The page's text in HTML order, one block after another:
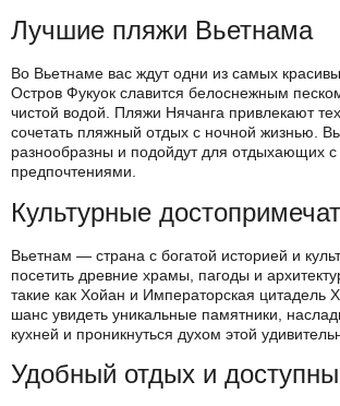
Лучшие пляжи Вьетнама
Во Вьетнаме вас ждут одни из самых
Остров Фукуок славится белоснежным
чистой водой. Пляжи Нячанга привлекают
сочетать пляжный отдых с ночной жизнью.
разнообразны и подойдут для отдыхающих
предпочтениями.
Культурные
Вьетнам — страна с богатой историей и
посетить древние храмы, пагоды и
такие как Хойан и Императорская цитадель
шанс увидеть уникальные памятники,
кухней и проникнуться духом этой
Удобный отдых и